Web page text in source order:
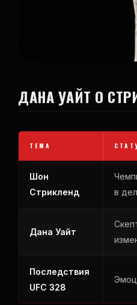
ДАНА УАЙТ О
ТЕМА
Шон
Стрикленд
в
Дана Уайт
Последствия
UFC 328